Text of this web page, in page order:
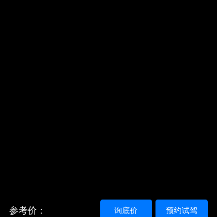
参考价： 预约试驾
询底价